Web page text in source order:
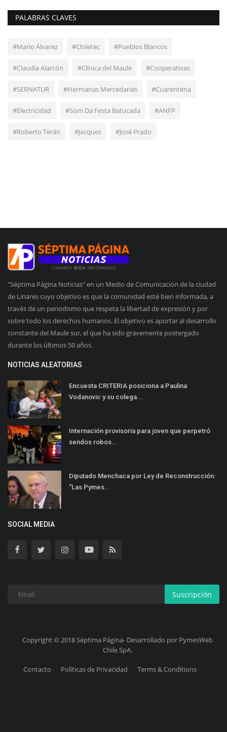
PALABRAS CLAVES
#Mario Álvarez #Chiletec #Pueblos Blancos
#Claudia Alarcón #Clínica del Maule #Cooperativas
#SERNATUR #Hermanas Mercedarias #Cuarentena
#Electricidad #Som Da Festa Batucada #ANFP
#Roberto Terán #Jacques #José Prado
"Séptima Página Noticias" en un Medio de Comunicación de la ciudad
de Linares cuyo objetivo es que la comunidad esté bien informada, a
través de un periodismo que respeta la libertad de expresión y por
sobre todo los derechos humanos. El objetivo es aportar al desarrollo
constante del Maule sur, el que ha sido gravemente postergado
durante los últimos 50 años.
NOTICIAS ALEATORIAS
Encuesta CRITERIA posiciona a Paulina
Vodanovic y su colega...
Internación provisoria para joven que perpetró
sendos robos...
Diputado Menchaca por Ley de Reconstrucción:
“Las Pymes...
SOCIAL MEDIA
Suscripción
Copyright © 2018 Séptima Página- Desarrollado por PymesWeb
Chile SpA.
Contacto Políticas de Privacidad Terms & Conditions